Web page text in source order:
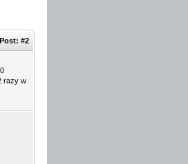
Post: #2
razy w